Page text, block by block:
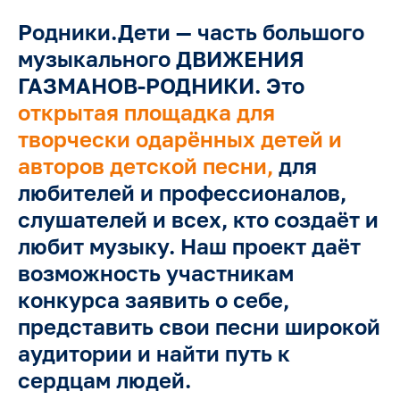
Родники.Дети — часть большого
музыкального ДВИЖЕНИЯ
ГАЗМАНОВ-РОДНИКИ. Это
открытая площадка для
творчески одарённых детей и
авторов детской песни, для
любителей и профессионалов,
слушателей и всех, кто создаёт и
любит музыку. Наш проект даёт
возможность участникам
конкурса заявить о себе,
представить свои песни широкой
аудитории и найти путь к
сердцам людей.